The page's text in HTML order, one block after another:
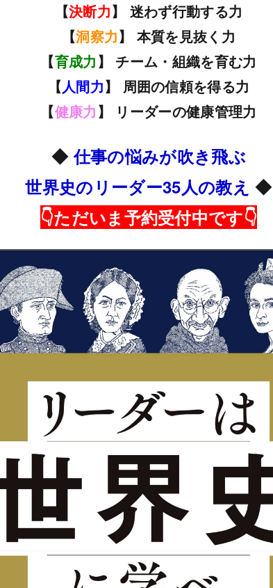
【決断力】 迷わず行動する力
【洞察力】 本質を見抜く力
【育成力】 チーム・組織を育む力
【人間力】 周囲の信頼を得る力
【健康力】 リーダーの健康管理力
◆仕事の悩みが吹き飛ぶ
世界史のリーダー35人の教え ◆
👇ただいま予約受付中です👇